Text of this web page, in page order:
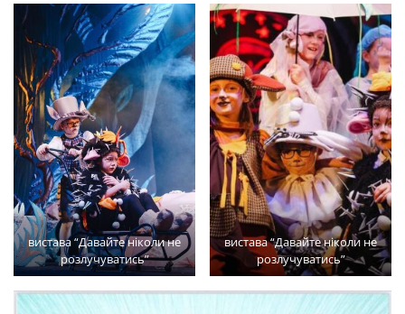
вистава “Давайте ніколи не
розлучуватись”
вистава “Давайте ніколи не
розлучуватись”